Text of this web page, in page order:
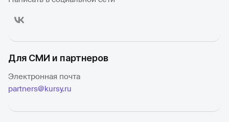
Для СМИ и партнеров
Электронная почта
partners@kursy.ru